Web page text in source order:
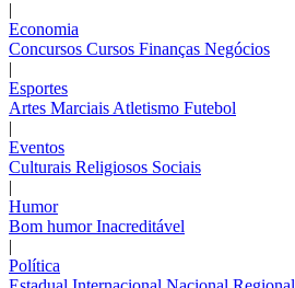
|
Economia
Concursos Cursos Finanças Negócios
|
Esportes
Artes Marciais Atletismo Futebol
|
Eventos
Culturais Religiosos Sociais
|
Humor
Bom humorInacreditável
|
Política